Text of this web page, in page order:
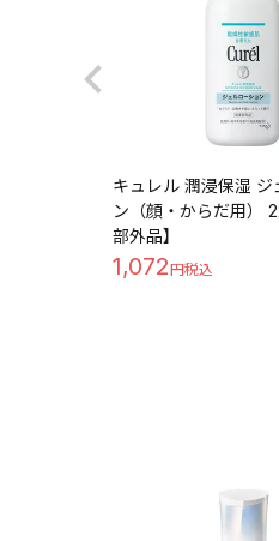
キュレル 潤浸保湿 ジ
ン（顔・からだ用）
部外品】
1,072